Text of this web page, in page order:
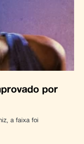
por
a faixa foi